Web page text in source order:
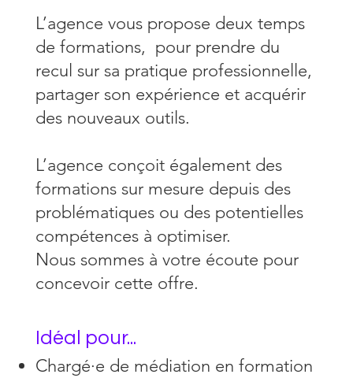
L’agence vous propose deux temps
de formations, pour prendre du
recul sur sa pratique professionnelle,
partager son expérience et acquérir
des nouveaux outils.
L’agence conçoit également des
formations sur mesure depuis des
problématiques ou des potentielles
compétences à optimiser.
Nous sommes à votre écoute pour
concevoir cette offre.
Idéal pour...
Chargé·e de médiation en formation